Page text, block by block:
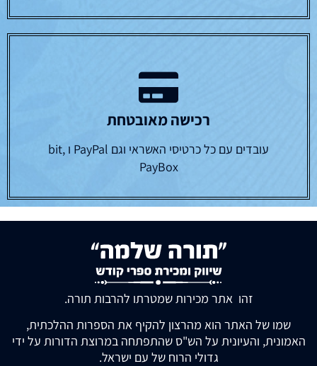
רכישה מאובטחת
עובדים עם כל כרטיסי האשראי וגם PayPal ו bit,
PayBox
זהו אתר מכירות שמטרתו להרבות תורה.
שמו של האתר הוא מהרצון להקיף את הספרות ההלכתית,
האמונית, והעיונית על הש"ס שהתפתחה במרוצת הדורות על ידי
גדולי הרוח של עם ישראל.